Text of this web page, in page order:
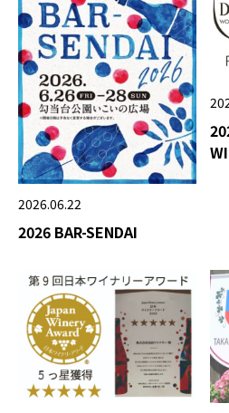
2026.06.22
2026 BAR-SENDAI